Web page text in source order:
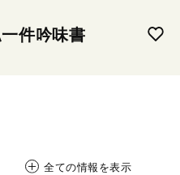
件吟味書
全ての情報を表示